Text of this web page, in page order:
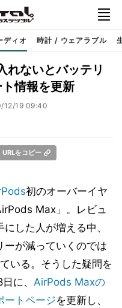
ディオ 時計 / ウェアラブル
ないとバッテリ
情報を更新
12/19 09:40
URLをコピー
初のオーバーイヤ
Max」。レビュ
した人が増える中、
ーが減っていくのでは
いる。そうした疑問を
に、 AirPods Maxの
ートページを更新し、